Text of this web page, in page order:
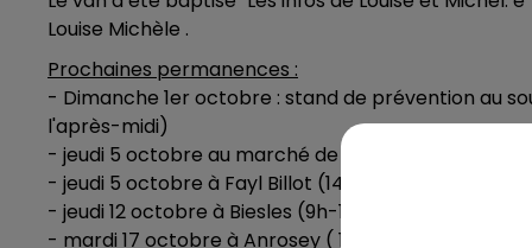
Louise Michèle .
Prochaines permanences :
- Dimanche 1er octobre : stand de prévention au
l'après-midi)
- jeudi 5 octobre au marché de Chalindrey (8h-12h)
- jeudi 5 octobre à Fayl Billot (14h-17h, lieu à
- jeudi 12 octobre à Biesles (9h-12h, devant la mairie)
- mardi 17 octobre à Anrosey ( 14h-17h, devant la
FM
16h00 - 20h00
LE WEEK-END CHAMPAGNE